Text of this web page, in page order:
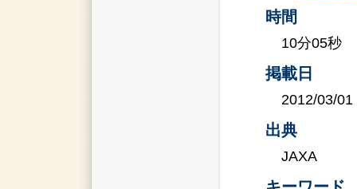
時間
10分05秒
掲載日
2012/03/01
出典
JAXA